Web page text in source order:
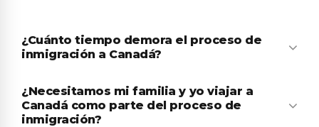
¿Cuánto tiempo demora el proceso de
inmigración a Canadá?
¿Necesitamos mi familia y yo viajar a
Canadá como parte del proceso de
inmigración?